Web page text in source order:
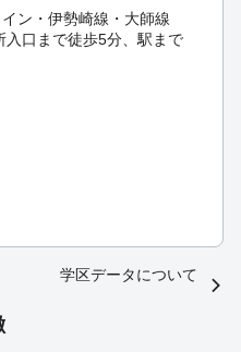
ン・伊勢崎線・大師線
入口まで徒歩5分、駅まで
学区データについて